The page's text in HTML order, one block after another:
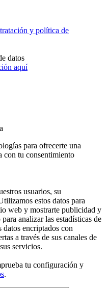
y política de
datos
aquí
para ofrecerte una
con tu consentimiento
usuarios, su
estos datos para
web y mostrarte publicidad y
analizar las estadísticas de
datos encriptados con
a través de sus canales de
servicios.
tu configuración y
.